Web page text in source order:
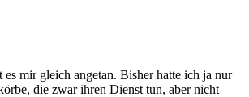
es mir gleich angetan. Bisher hatte ich ja nur
die zwar ihren Dienst tun, aber nicht